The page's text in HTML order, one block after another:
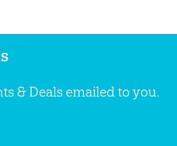
of thousands of people each
he shared a concern with me.
apologetics. Well, I
& Deals emailed to you.